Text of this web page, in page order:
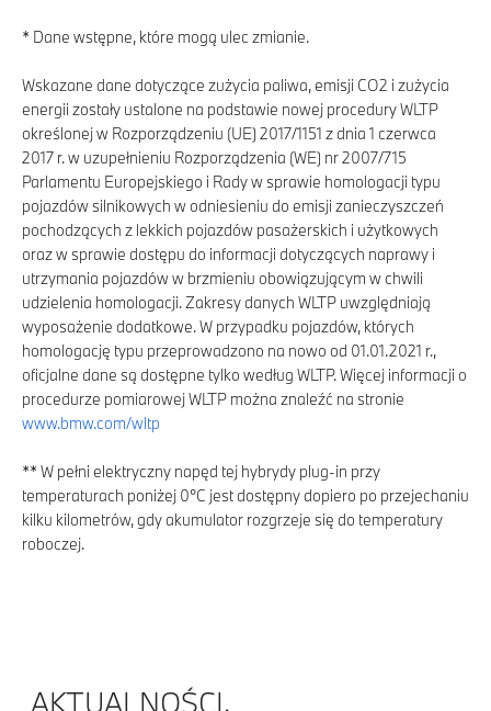
* Dane wstępne, które mogą ulec zmianie.
Wskazane dane dotyczące zużycia paliwa, emisji CO2 i zużycia
energii zostały ustalone na podstawie nowej procedury WLTP
określonej w Rozporządzeniu (UE) 2017/1151 z dnia 1 czerwca
2017 r. w uzupełnieniu Rozporządzenia (WE) nr 2007/715
Parlamentu Europejskiego i Rady w sprawie homologacji typu
pojazdów silnikowych w odniesieniu do emisji zanieczyszczeń
pochodzących z lekkich pojazdów pasażerskich i użytkowych
oraz w sprawie dostępu do informacji dotyczących naprawy i
utrzymania pojazdów w brzmieniu obowiązującym w chwili
udzielenia homologacji. Zakresy danych WLTP uwzględniają
wyposażenie dodatkowe. W przypadku pojazdów, których
homologację typu przeprowadzono na nowo od 01.01.2021 r.,
oficjalne dane są dostępne tylko według WLTP. Więcej informacji o
procedurze pomiarowej WLTP można znaleźć na stronie
www.bmw.com/wltp
** W pełni elektryczny napęd tej hybrydy plug-in przy
temperaturach poniżej 0°C jest dostępny dopiero po przejechaniu
kilku kilometrów, gdy akumulator rozgrzeje się do temperatury
roboczej.
AKTUALNOŚCI.